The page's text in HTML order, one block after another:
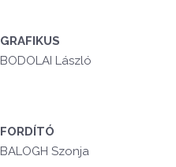
GRAFIKUS
BODOLAI László
FORDÍTÓ
BALOGH Szonja